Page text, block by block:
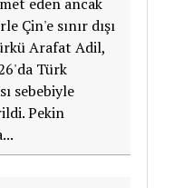
Çin'e sınır dışı
Arafat Adil,
Türk
sebebiyle
Pekin